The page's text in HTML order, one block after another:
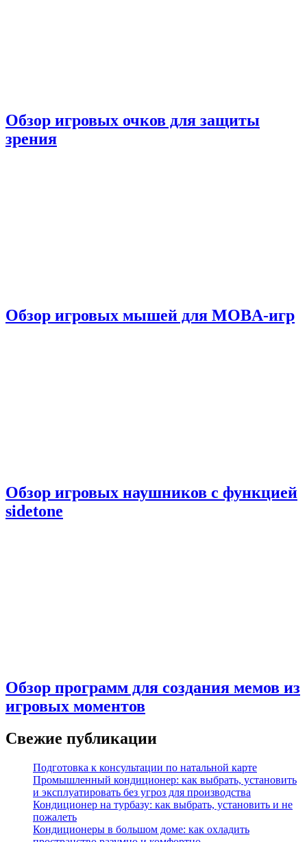
Обзор игровых очков для защиты
зрения
Обзор игровых мышей для MOBA-игр
Обзор игровых наушников с функцией
sidetone
Обзор программ для создания мемов из
игровых моментов
Свежие публикации
Подготовка к консультации по натальной карте
Промышленный кондиционер: как выбрать, установить
и эксплуатировать без угроз для производства
Кондиционер на турбазу: как выбрать, установить и не
пожалеть
Кондиционеры в большом доме: как охладить